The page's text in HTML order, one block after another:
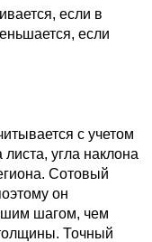
если в
если
с учетом
угла наклона
Сотовый
он
шагом, чем
Точный